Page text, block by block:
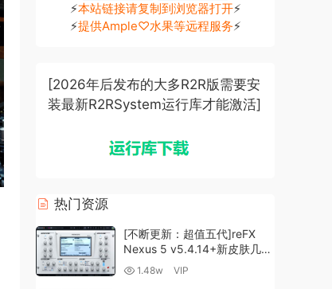
⚡本站链接请复制到浏览器打开⚡
⚡提供Ample♡水果等远程服务⚡
[2026年后发布的大多R2R版需要安
装最新R2RSystem运行库才能激活]
热门资源
[不断更新：超值五代]reFX
Nexus 5 v5.4.14+新皮肤几十
套+原厂+全套扩展+教程
1.48w VIP